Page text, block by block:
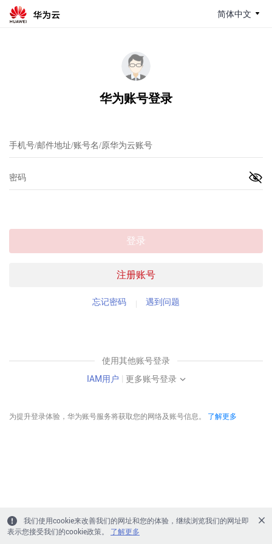
简体中文
华为账号登录
注册账号
登录
忘记密码 遇到问题
使用其他账号登录
IAM用户 | 更多账号登录
为提升登录体验，华为账号服务将获取您的网络及账号信息。 了解更多
我们使用cookie来改善我们的网址和您的体验，继续浏览我们的网址即
表示您接受我们的cookie政策。
了解更多